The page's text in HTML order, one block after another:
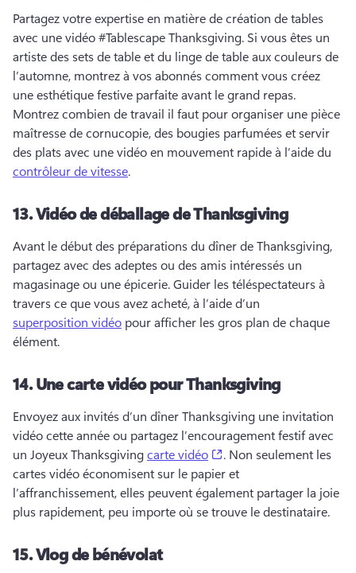
Partagez votre expertise en matière de création de tables
avec une vidéo #Tablescape Thanksgiving. Si vous êtes un
artiste des sets de table et du linge de table aux couleurs de
l’automne, montrez à vos abonnés comment vous créez
Montrez combien de travail il faut pour organiser une pièce
maîtresse de cornucopie, des bougies parfumées et servir
des plats avec une vidéo en mouvement rapide à l’aide du
contrôleur de vitesse.
13.Vidéo de déballage de Thanksgiving
Avant le début des préparations du dîner de Thanksgiving,
partagez avec des adeptes ou des amis intéressés un
magasinage ou une épicerie. Guider les téléspectateurs à
travers ce que vous avez acheté, à l’aide d’un
superposition vidéo pour afficher les gros plan de chaque
élément.
14.Une carte vidéo pour Thanksgiving
Envoyez aux invités d’un dîner Thanksgiving une invitation
vidéo cette année ou partagez l’encouragement festif avec
un Joyeux Thanksgiving carte vidéo (opens in a new tab)
. Non seulement les
cartes vidéo économisent sur le papier et
l’affranchissement, elles peuvent également partager la joie
plus rapidement, peu importe où se trouve le destinataire.
15.Vlog de bénévolat